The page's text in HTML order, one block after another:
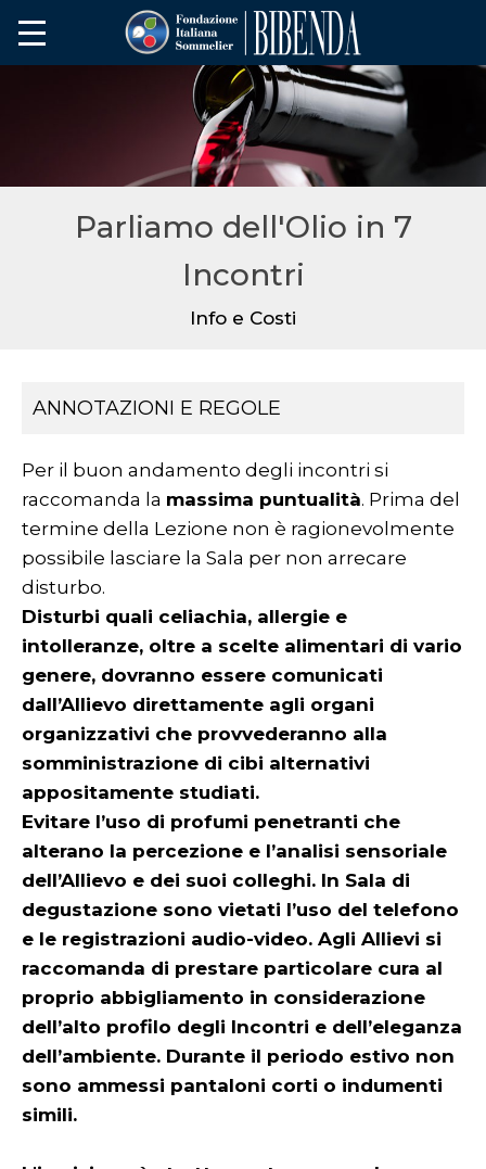
Parliamo dell'Olio in 7
Incontri
Info e Costi
ANNOTAZIONI E REGOLE
Per il buon andamento degli incontri si
raccomanda la massima puntualità. Prima del
termine della Lezione non è ragionevolmente
possibile lasciare la Sala per non arrecare
disturbo.
Disturbi quali celiachia, allergie e
intolleranze, oltre a scelte alimentari di vario
genere, dovranno essere comunicati
dall’Allievo direttamente agli organi
organizzativi che provvederanno alla
somministrazione di cibi alternativi
appositamente studiati.
Evitare l’uso di profumi penetranti che
alterano la percezione e l’analisi sensoriale
dell’Allievo e dei suoi colleghi. In Sala di
degustazione sono vietati l’uso del telefono
e le registrazioni audio-video. Agli Allievi si
raccomanda di prestare particolare cura al
proprio abbigliamento in considerazione
dell’alto profilo degli Incontri e dell’eleganza
dell’ambiente. Durante il periodo estivo non
sono ammessi pantaloni corti o indumenti
simili.